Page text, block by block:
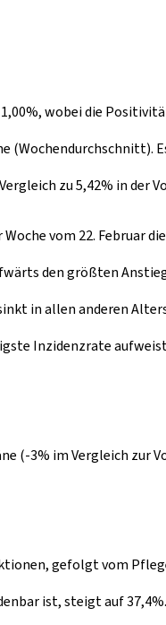
wobei die
(Wochendurchschnitt).
zu 5,42% in der
vom 22. Februar
den größten
in allen anderen
Inzidenzrate
(-3% im Vergleich zur
gefolgt vom
ist, steigt auf 37,4%.